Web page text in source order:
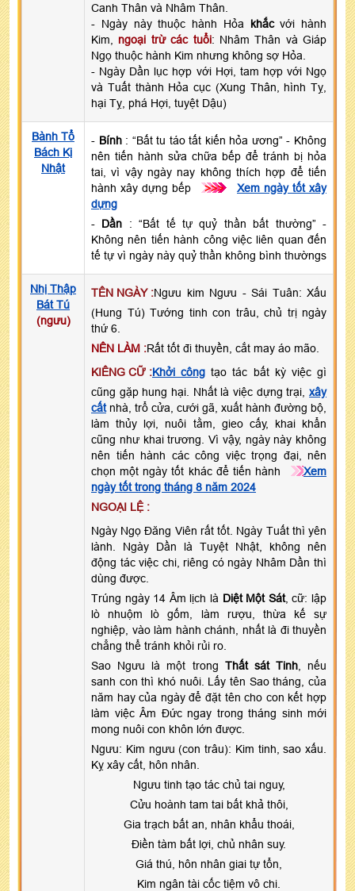
Canh Thân và Nhâm Thân.
- Ngày này thuộc hành Hỏa khắcvới hành
Kim, ngoại trừ các tuổi: Nhâm Thân và Giáp
Ngọ thuộc hành Kim nhưng không sợ Hỏa.
- Ngày Dần lục hợp với Hợi, tam hợp với Ngọ
và Tuất thành Hỏa cục (Xung Thân, hình Tỵ,
hại Tỵ, phá Hợi, tuyệt Dậu)
Bành Tổ
Bách Kị
Nhật
- Bính: “Bất tu táo tất kiến hỏa ương” - Không
nên tiến hành sửa chữa bếp để tránh bị hỏa
tai, vì vậy ngày nay không thích hợp để tiến
hành xây dựng bếp
>>>
Xem ngày tốt xây
dựng
- Dần : “Bất tế tự quỷ thần bất thường” -
Không nên tiến hành công việc liên quan đến
tế tự vì ngày này quỷ thần không bình thườngs
Nhị Thập
Bát Tú
(ngưu)
TÊN NGÀY :Ngưu kim Ngưu - Sái Tuân: Xấu
(Hung Tú) Tướng tinh con trâu, chủ trị ngày
thứ 6.
NÊN LÀM :Rất tốt đi thuyền, cắt may áo mão.
KIÊNG CỮ :Khởi công tạo tác bất kỳ việc gì
cũng gặp hung hại. Nhất là việc dựng trại, xây
cấtnhà, trổ cửa, cưới gã, xuất hành đường bộ,
làm thủy lợi, nuôi tằm, gieo cấy, khai khẩn
cũng như khai trương. Vì vậy, ngày này không
nên tiến hành các công việc trọng đại, nên
chọn một ngày tốt khác để tiến hành
Xem
ngày tốt trong tháng 8 năm 2024
NGOẠI LỆ :
Ngày Ngọ Đăng Viên rất tốt. Ngày Tuất thì yên
lành. Ngày Dần là Tuyệt Nhật, không nên
động tác việc chi, riêng có ngày Nhâm Dần thì
dùng được.
Trúng ngày 14 Âm lịch là Diệt Một Sát, cữ: lập
lò nhuộm lò gốm, làm rượu, thừa kế sự
nghiệp, vào làm hành chánh, nhất là đi thuyền
chẳng thể tránh khỏi rủi ro.
Sao Ngưu là một trong Thất sát Tinh, nếu
sanh con thì khó nuôi. Lấy tên Sao tháng, của
năm hay của ngày để đặt tên cho con kết hợp
làm việc Âm Đức ngay trong tháng sinh mới
mong nuôi con khôn lớn được.
Ngưu: Kim ngưu (con trâu): Kim tinh, sao xấu.
Kỵ xây cất, hôn nhân.
Ngưu tinh tạo tác chủ tai nguy,
Cửu hoành tam tai bất khả thôi,
Gia trạch bất an, nhân khẩu thoái,
Điền tàm bất lợi, chủ nhân suy.
Giá thú, hôn nhân giai tự tổn,
Kim ngân tài cốc tiệm vô chi.